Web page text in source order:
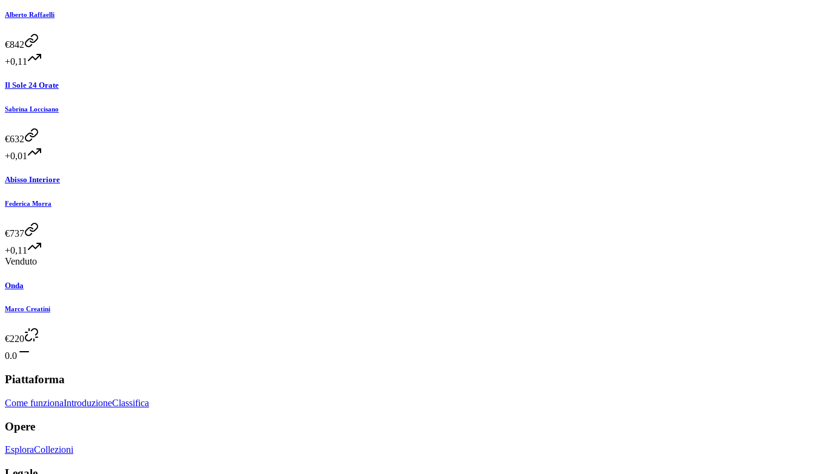
Alberto Raffaelli
€842
+0,11
Il Sole 24 Orate
Sabrina Loccisano
€632
+0,01
Abisso Interiore
Federica Morra
€737
+0,11
Venduto
Onda
Marco Creatini
€220
0.0
Piattaforma
Come funzionaIntroduzioneClassifica
Opere
EsploraCollezioni